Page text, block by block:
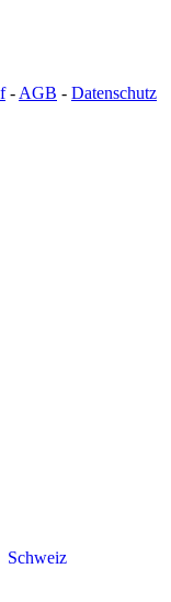
- AGB - Datenschutz
Schweiz